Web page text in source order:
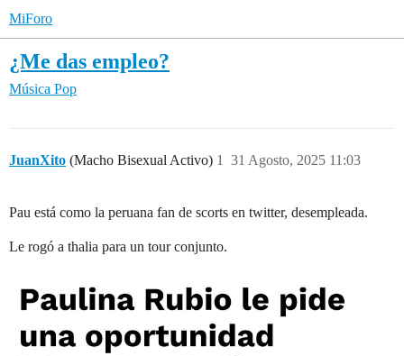
MiForo
¿Me das empleo?
Música Pop
JuanXito (Macho Bisexual Activo) 31 Agosto, 2025 11:03
1
Pau está como la peruana fan de scorts en twitter, desempleada.
Le rogó a thalia para un tour conjunto.